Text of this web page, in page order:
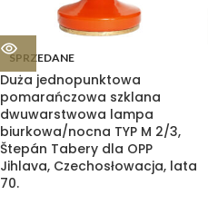
SPRZEDANE
Duża jednopunktowa
pomarańczowa szklana
dwuwarstwowa lampa
biurkowa/nocna TYP M 2/3,
Štepán Tabery dla OPP
Jihlava, Czechosłowacja, lata
70.